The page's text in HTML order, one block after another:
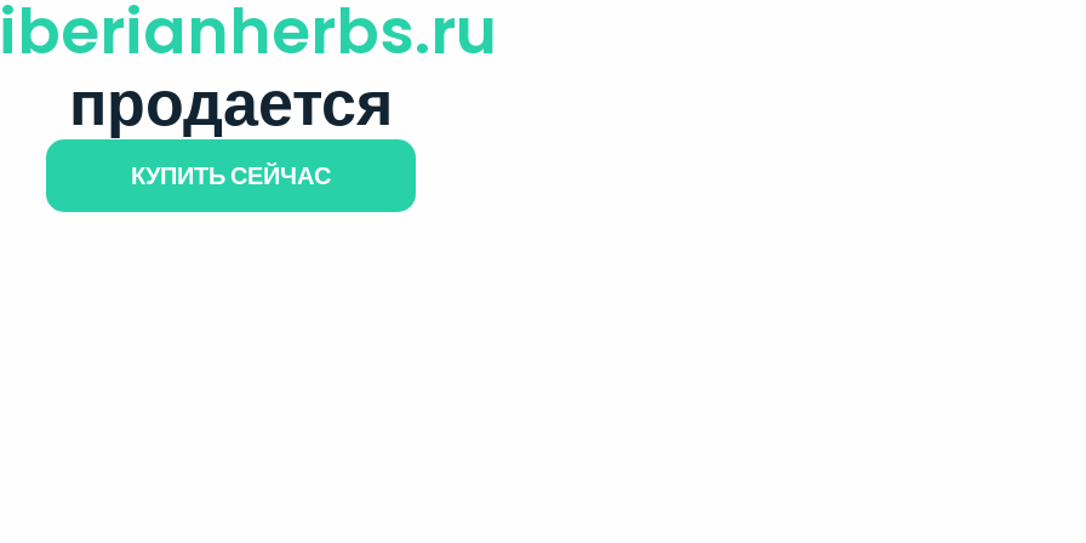
продается
КУПИТЬ СЕЙЧАС